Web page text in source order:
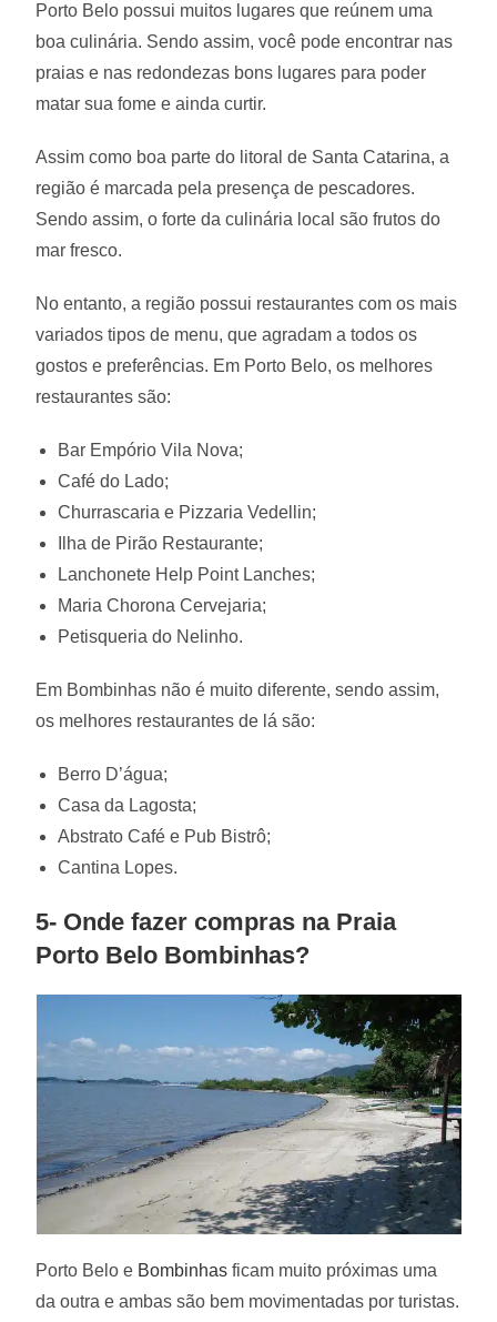
Porto Belo possui muitos lugares que reúnem uma
boa culinária. Sendo assim, você pode encontrar nas
praias e nas redondezas bons lugares para poder
matar sua fome e ainda curtir.
Assim como boa parte do litoral de Santa Catarina, a
região é marcada pela presença de pescadores.
Sendo assim, o forte da culinária local são frutos do
mar fresco.
No entanto, a região possui restaurantes com os mais
variados tipos de menu, que agradam a todos os
gostos e preferências. Em Porto Belo, os melhores
restaurantes são:
Bar Empório Vila Nova;
Café do Lado;
Churrascaria e Pizzaria Vedellin;
Ilha de Pirão Restaurante;
Lanchonete Help Point Lanches;
Maria Chorona Cervejaria;
Petisqueria do Nelinho.
Em Bombinhas não é muito diferente, sendo assim,
os melhores restaurantes de lá são:
Berro D’água;
Casa da Lagosta;
Abstrato Café e Pub Bistrô;
Cantina Lopes.
5- Onde fazer compras na Praia
Porto Belo Bombinhas?
Porto Belo e Bombinhas ficam muito próximas uma
da outra e ambas são bem movimentadas por turistas.